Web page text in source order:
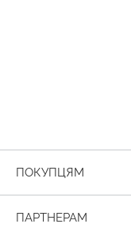
ПОКУПЦЯМ
ПАРТНЕРАМ